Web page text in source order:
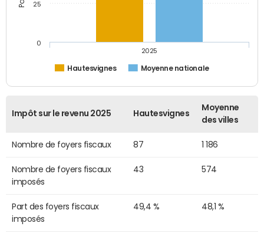
Hautesvignes Moyenne nationale
2025
0
25
Impôt sur le revenu 2025 Hautesvignes
Moyenne
des villes
Nombre de foyers fiscaux 87 1 186
Nombre de foyers fiscaux
imposés
43 574
Part des foyers fiscaux
imposés
49,4 % 48,1 %